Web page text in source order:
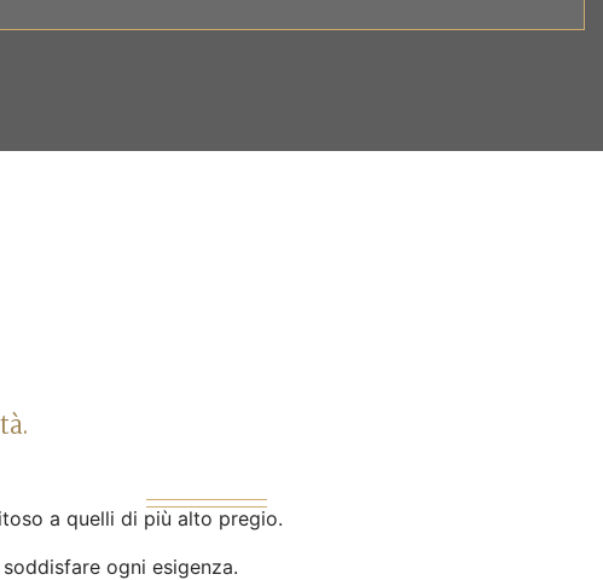
a quelli di più alto pregio.
ogni esigenza.